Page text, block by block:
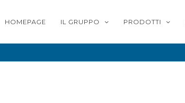
HOMEPAGE IL GRUPPO PRODOTTI